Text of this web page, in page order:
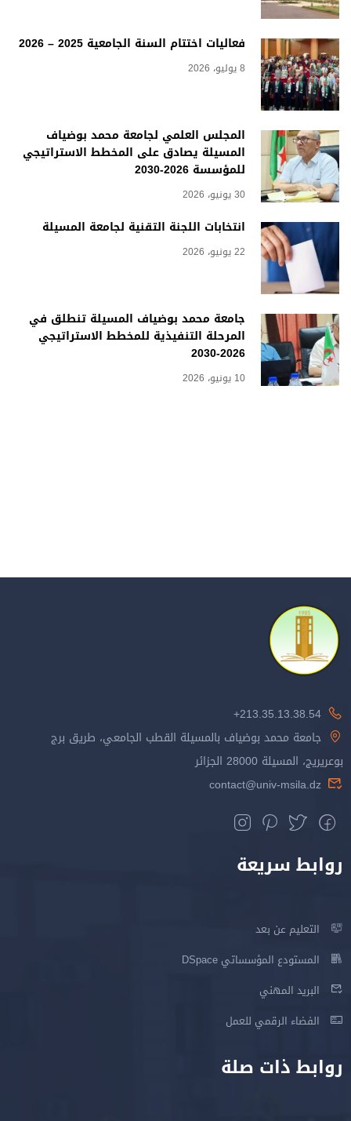
فعاليات اختتام السنة الجامعية 2025 – 2026
8 يوليو، 2026
المجلس العلمي لجامعة محمد بوضياف
المسيلة يصادق على المخطط الاستراتيجي
للمؤسسة 2026-2030
30 يونيو، 2026
انتخابات اللجنة التقنية لجامعة المسيلة
22 يونيو، 2026
جامعة محمد بوضياف المسيلة تنطلق في
المرحلة التنفيذية للمخطط الاستراتيجي
2026-2030
10 يونيو، 2026
213.35.13.38.54+
جامعة محمد بوضياف بالمسيلة القطب الجامعي، طريق برج
بوعريريج، المسيلة 28000 الجزائر
contact@univ-msila.dz
روابط سريعة
التعليم عن بعد
المستودع المؤسساتي DSpace
البريد المهني
الفضاء الرقمي للعمل
روابط ذات صلة